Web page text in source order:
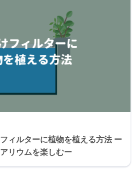
ィルターに植物を植える方法 ー
リウムを楽しむー